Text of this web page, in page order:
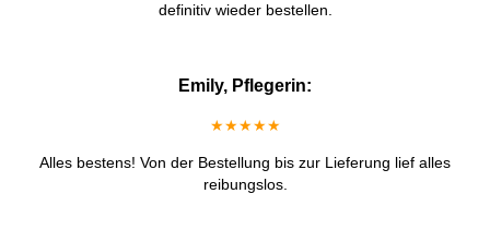
definitiv wieder bestellen.
Emily, Pflegerin:
★★★★★
Alles bestens! Von der Bestellung bis zur Lieferung lief alles
reibungslos.